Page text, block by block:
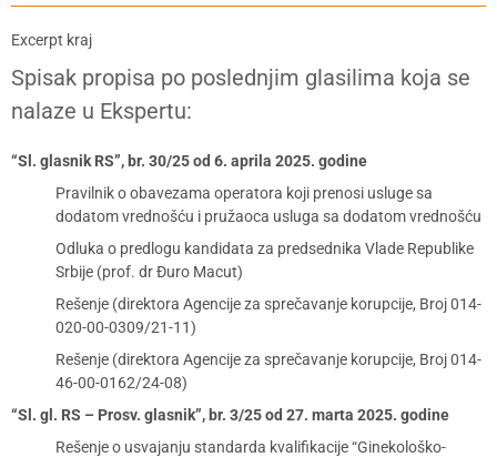
Excerpt kraj
Spisak propisa po poslednjim glasilima koja se
nalaze u Ekspertu:
“Sl. glasnik RS”, br. 30/25 od 6. aprila 2025. godine
Pravilnik o obavezama operatora koji prenosi usluge sa
dodatom vrednošću i pružaoca usluga sa dodatom vrednošću
Odluka o predlogu kandidata za predsednika Vlade Republike
Srbije (prof. dr Đuro Macut)
Rešenje (direktora Agencije za sprečavanje korupcije, Broj 014-
020-00-0309/21-11)
Rešenje (direktora Agencije za sprečavanje korupcije, Broj 014-
46-00-0162/24-08)
“Sl. gl. RS – Prosv. glasnik”, br. 3/25 od 27. marta 2025. godine
Rešenje o usvajanju standarda kvalifikacije “Ginekološko-